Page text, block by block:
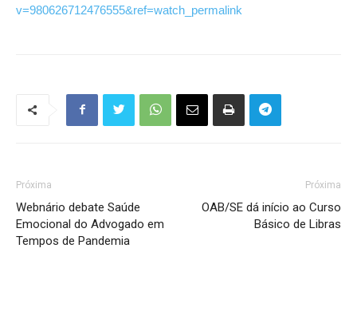
v=980626712476555&ref=watch_permalink
Próxima
Webnário debate Saúde
Emocional do Advogado em
Tempos de Pandemia
Próxima
OAB/SE dá início ao Curso
Básico de Libras